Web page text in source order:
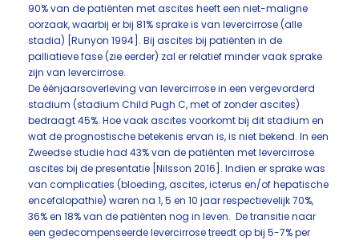
90% van de patiënten met ascites heeft een niet-maligne
oorzaak, waarbij er bij 81% sprake is van levercirrose (alle
stadia) [Runyon 1994]. Bij ascites bij patiënten in de
palliatieve fase (zie eerder) zal er relatief minder vaak sprake
zijn van levercirrose.
De éénjaarsoverleving van levercirrose in een vergevorderd
stadium (stadium Child Pugh C, met of zonder ascites)
bedraagt 45%. Hoe vaak ascites voorkomt bij dit stadium en
wat de prognostische betekenis ervan is, is niet bekend. In een
Zweedse studie had 43% van de patiënten met levercirrose
ascites bij de presentatie [Nilsson 2016]. Indien er sprake was
van complicaties (bloeding, ascites, icterus en/of hepatische
encefalopathie) waren na 1, 5 en 10 jaar respectievelijk 70%,
36% en 18% van de patiënten nog in leven. De transitie naar
een gedecompenseerde levercirrose treedt op bij 5-7% per